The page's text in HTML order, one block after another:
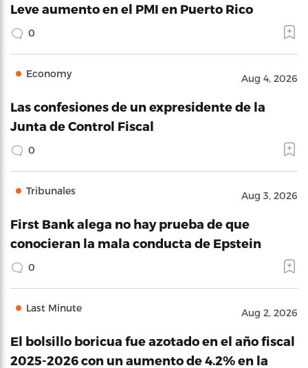
Leve aumento en el PMI en Puerto Rico
0
Economy Aug 4, 2026
Las confesiones de un expresidente de la
Junta de Control Fiscal
0
Tribunales Aug 3, 2026
First Bank alega no hay prueba de que
conocieran la mala conducta de Epstein
0
Last Minute Aug 2, 2026
El bolsillo boricua fue azotado en el año fiscal
2025-2026 con un aumento de 4.2% en la